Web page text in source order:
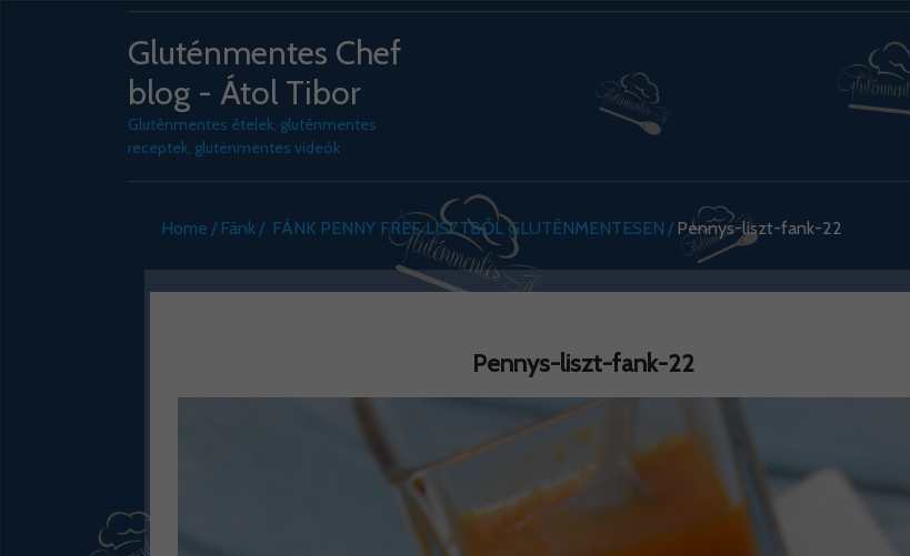
Gluténmentes Chef
blog - Átol Tibor
Gluténmentes ételek, gluténmentes
receptek, gluténmentes videók
Home Fánk FÁNK PENNY FREE LISZTBŐL GLUTÉNMENTESEN Pennys-liszt-fank-22
Pennys-liszt-fank-22